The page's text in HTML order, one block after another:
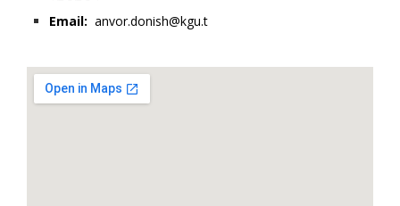
Email: anvor.donish@kgu.t